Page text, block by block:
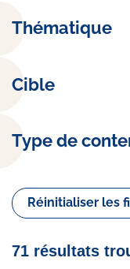
Thématique
Cible
Type de
Réinitialiser les
71 résultats